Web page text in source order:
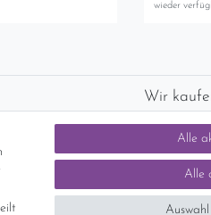
wieder
Alle
Alle
Deutschlands)
Wir
Sie haben
kaufen wir
Angebot